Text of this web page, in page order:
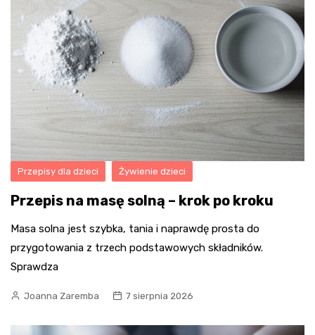
Przepisy dla dzieci Żywienie dzieci
Przepis na masę solną – krok po kroku
Masa solna jest szybka, tania i naprawdę prosta do
przygotowania z trzech podstawowych składników.
Sprawdza
Joanna Zaremba 7 sierpnia 2026